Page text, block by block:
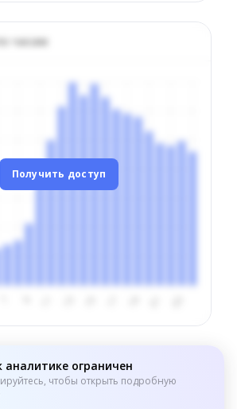
часам
Получить доступ
аналитике ограничен
чтобы открыть подробную